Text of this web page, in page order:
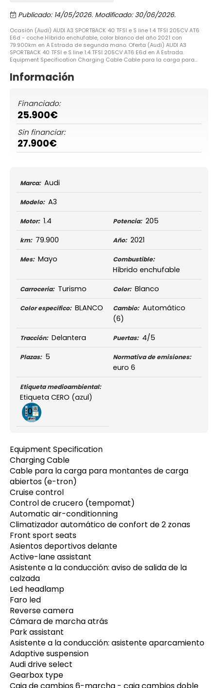
Publicado: 14/05/2026. Modificado: 30/06/2026.
Ocasión (Audi) AUDI A3 SPORTBACK 40 TFSI e S line 1.4 TFSI 205CV AT6
E6d - coche Híbrido enchufable, color blanco del año 2021 con
79.900km en A Estrada de segunda mano. Oferta (Audi) AUDI A3
SPORTBACK 40 TFSI e S line 1.4 TFSI 205CV AT6 E6d en A Estrada.
Equipment Specification Charging Cable Cable para la carga para...
Información
Financiado:
25.900€
Sin financiar:
27.900€
Marca: Audi
Modelo: A3
Motor: 1.4 Potencia: 205
km: 79.900 Año: 2021
Mes: Mayo Combustible:
Híbrido enchufable
Carroceria: Turismo Color: Blanco
Color específico: BLANCO Cambio: Automático
(6)
Tracción: Delantera Puertas: 4/5
Plazas: 5 Normativa de emisiones:
euro 6
Etiqueta medioambiental:
Etiqueta CERO (azul)
Equipment Specification
Charging Cable
Cable para la carga para montantes de carga
abiertos (e-tron)
Cruise control
Control de crucero (tempomat)
Automatic air-conditionning
Climatizador automático de confort de 2 zonas
Front sport seats
Asientos deportivos delante
Active-lane assistant
Asistente a la conducción: aviso de salida de la
calzada
Led headlamp
Faro led
Reverse camera
Cámara de marcha atrás
Park assistant
Asistente a la conducción: asistente aparcamiento
Adaptive suspension
Audi drive select
Gearbox type
Caja de cambios 6-marcha - caja cambios doble